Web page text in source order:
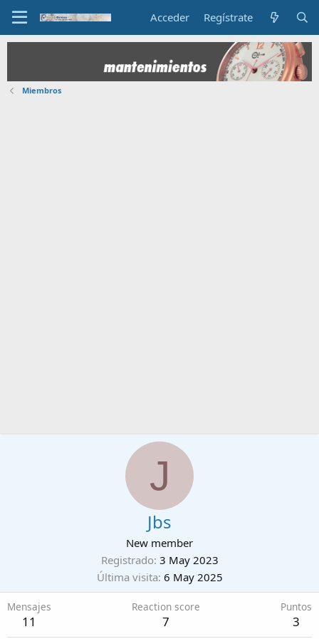
Acceder Regístrate
Miembros
J
Jbs
New member
Registrado 3 May 2023
Última visita 6 May 2025
Mensajes
11
Reaction score
7
Puntos
3